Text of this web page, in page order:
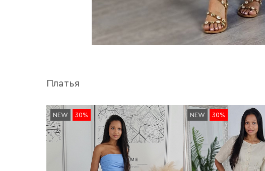
Платья
NEW 30% NEW 30%